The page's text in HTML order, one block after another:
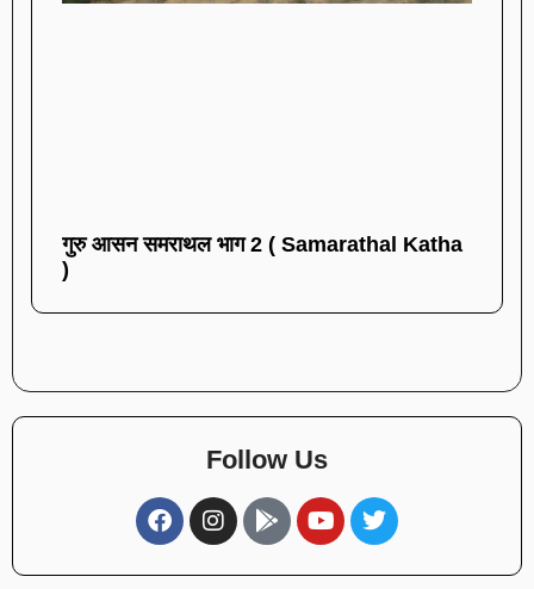
गुरु आसन समराथल भाग 2 ( Samarathal Katha
)
Follow Us